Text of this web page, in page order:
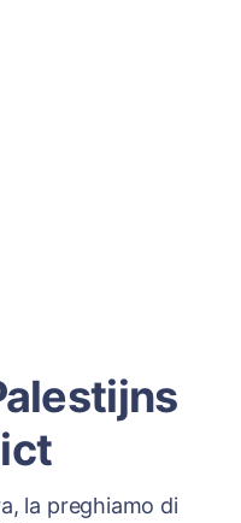
la preghiamo di